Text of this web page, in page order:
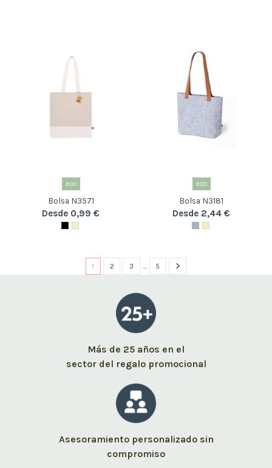
ECO
Bolsa N3571
Desde 0,99 €
ECO
Bolsa N3181
Desde 2,44 €
1 2 3 … 5
Más de 25 años en el
sector del regalo promocional
Asesoramiento personalizado sin
compromiso